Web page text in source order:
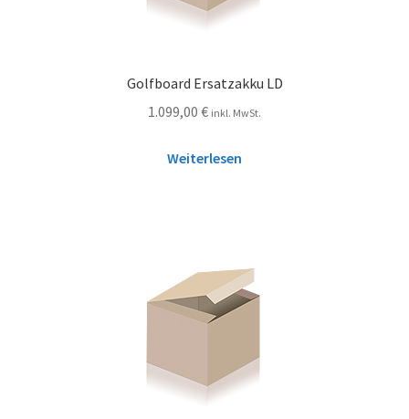
Golfboard Ersatzakku LD
1.099,00 € inkl. MwSt.
Weiterlesen